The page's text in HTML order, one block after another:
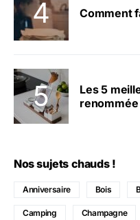
Comment
Les 5
Nos sujets chauds !
Anniversaire Bois
Camping Champagne